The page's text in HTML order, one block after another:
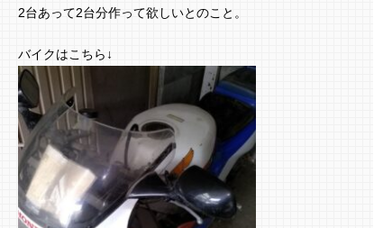
2台あって2台分作って欲しいとのこと。
バイクはこちら↓